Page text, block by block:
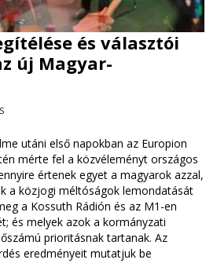
és választói
új Magyar-
utáni első napokban az Europion
mérte fel a közvéleményt országos
értenek egyet a magyarok azzal,
a közjogi méltóságok lemondatását
a Kossuth Rádión és az M1-en
és melyek azok a kormányzati
prioritásnak tartanak. Az
eredményeit mutatjuk be